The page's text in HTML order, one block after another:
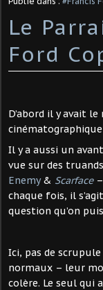
Le
Ford
D’abord il y avait
cinématographique
Il y a aussi un
vue sur des
Enemy& Scarface–
chaque fois, il
question qu’on
Ici, pas de
normaux – leur
colère. Le seul qui